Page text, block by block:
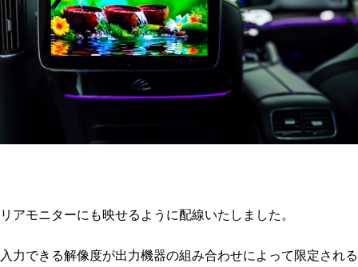
リアモニターにも映せるように配線いたしました。
入力できる解像度が出力機器の組み合わせによって限定される